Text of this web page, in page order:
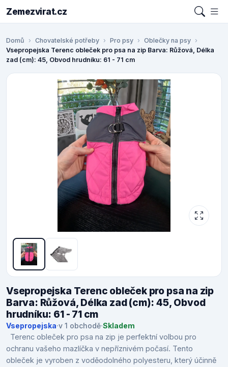
Zemezvirat.cz
Domů Chovatelské potřeby Pro psy
Oblečky na psy
Vsepropejska Terenc obleček pro psa na zip Barva: Růžová, Délka
zad (cm): 45, Obvod hrudníku: 61 - 71 cm
Vsepropejska Terenc obleček pro psa na zip
Barva: Růžová, Délka zad (cm): 45, Obvod
hrudníku: 61 - 71 cm
Vsepropejska·v 1 obchodě·Skladem
Terenc obleček pro psa na zip je perfektní volbou pro
ochranu vašeho mazlíčka v nepříznivém počasí. Tento
obleček je vyroben z voděodolného polyesteru, který účinně